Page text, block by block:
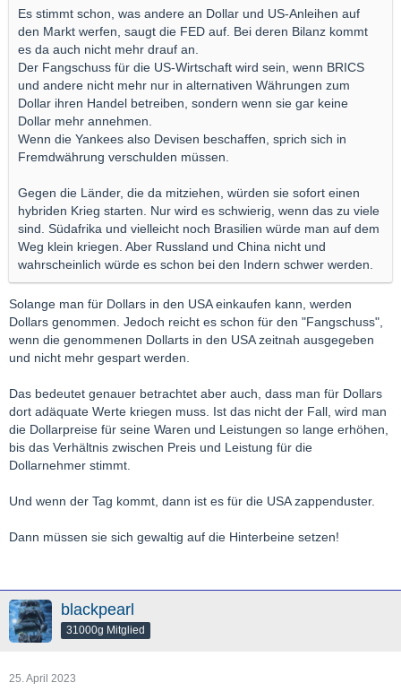
Es stimmt schon, was andere an Dollar und US-Anleihen auf
den Markt werfen, saugt die FED auf. Bei deren Bilanz kommt
es da auch nicht mehr drauf an.
Der Fangschuss für die US-Wirtschaft wird sein, wenn BRICS
und andere nicht mehr nur in alternativen Währungen zum
Dollar ihren Handel betreiben, sondern wenn sie gar keine
Dollar mehr annehmen.
Wenn die Yankees also Devisen beschaffen, sprich sich in
Fremdwährung verschulden müssen.
Gegen die Länder, die da mitziehen, würden sie sofort einen
hybriden Krieg starten. Nur wird es schwierig, wenn das zu viele
sind. Südafrika und vielleicht noch Brasilien würde man auf dem
Weg klein kriegen. Aber Russland und China nicht und
wahrscheinlich würde es schon bei den Indern schwer werden.
Solange man für Dollars in den USA einkaufen kann, werden
Dollars genommen. Jedoch reicht es schon für den "Fangschuss",
wenn die genommenen Dollarts in den USA zeitnah ausgegeben
und nicht mehr gespart werden.
Das bedeutet genauer betrachtet aber auch, dass man für Dollars
dort adäquate Werte kriegen muss. Ist das nicht der Fall, wird man
die Dollarpreise für seine Waren und Leistungen so lange erhöhen,
bis das Verhältnis zwischen Preis und Leistung für die
Dollarnehmer stimmt.
Und wenn der Tag kommt, dann ist es für die USA zappenduster.
Dann müssen sie sich gewaltig auf die Hinterbeine setzen!
blackpearl
31000g Mitglied
25. April 2023